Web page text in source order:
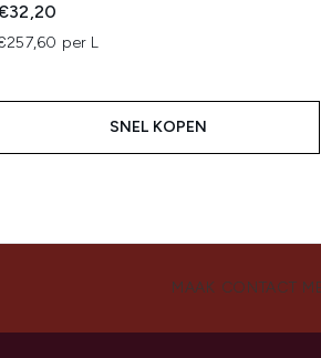
per L
SNEL KOPEN
MAAK CONTACT